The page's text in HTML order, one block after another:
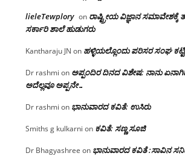
Website:
lieleTewplory on ರಾಷ್ಟ್ರೀಯ ವಿಜ್ಞಾನ ಸಮಾವೇಶಕ್ಕೆ‌
ಸರ್ಕಾರಿ ಶಾಲೆ ಹುಡುಗರು
Kantharaju JN on ಹಳ್ಳಿಯಲ್ಲೊಂದು ಪರಿಸರ ಸಂಘ
Dr rashmi on ಅಪ್ಪಂದಿರ ದಿನದ ವಿಶೇಷ: ನಾನು
ಅದೆಲ್ಲವೂ ಅಪ್ಪನೇ…
Dr rashmi on ಭಾನುವಾರದ ಕವಿತೆ: ಉಸಿರು
Smiths g kulkarni on ಕವಿತೆ: ಸಣ್ಣ ಸೂಜಿ
Dr Bhagyashree on ಭಾನುವಾರದ ಕವಿತೆ :ಸಾವಿನ